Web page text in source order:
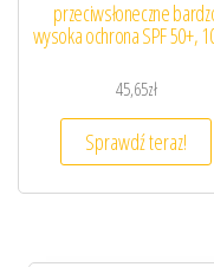
przeciwsłoneczne
wysoka ochrona SPF 50+,
45,65zł
Sprawdź teraz!